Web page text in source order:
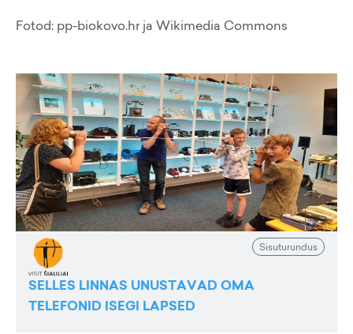
Fotod: pp-biokovo.hr ja Wikimedia Commons
Sisuturundus
SELLES LINNAS UNUSTAVAD OMA
TELEFONID ISEGI LAPSED